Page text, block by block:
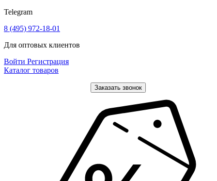
Telegram
8 (495) 972-18-01
Для оптовых клиентов
Войти Регистрация
Каталог товаров
Заказать звонок